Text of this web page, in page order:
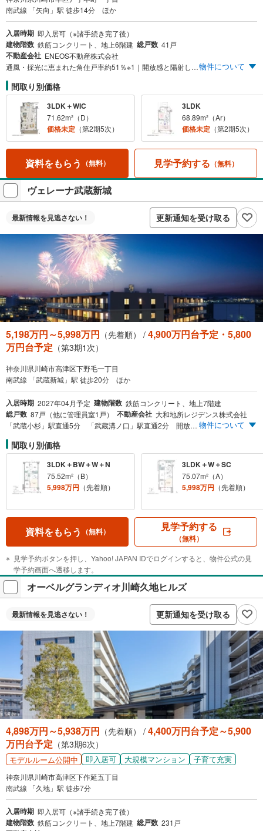
南武線 「矢向」駅 徒歩14分 ほか
入居時期 即入居可（※諸手続き完了後）
建物階数 鉄筋コンクリート、地上6階建 総戸数 41戸
不動産会社 ENEOS不動産株式会社
通風・採光に恵まれた角住戸率約51％※1｜開放感と陽射しを満喫できる南向き中心※2｜暮らし手本位の実用的な3LDK中心 1LDK・39m²台～3LDK・72m²台｜穏やかな暮らしに応える全41邸のプライベートレジデンス｜幸区役所隣接 落ち着いた住環境｜家計にやさしく、環境にもやさしい ZEH-M Oriented 取得 川崎駅を生活圏に、暮らしの豊かさを深める私邸「フェルモ川崎矢向」誕生。角住戸・63m²超・2LDK・5,898万円 南向き角住戸・71m²超・3LDK・専用駐車場付・6,398万円 ※1:41戸中21戸 ※2:41戸中29戸物件について
間取り別価格
3LDK＋WIC
71.62m²（D）
価格未定 （第2期5次）
3LDK
68.89m²（Ar）
価格未定 （第2期5次）
資料をもらう （無料） 見学予約する （無料）
ヴェレーナ武蔵新城
最新情報を見逃さない！ 更新通知を受け取る
5,198万円～5,998万円 （先着順） / 4,900万円台予定・5,800
万円台予定 （第3期1次）
神奈川県川崎市高津区下野毛一丁目
南武線 「武蔵新城」駅 徒歩20分 ほか
入居時期 2027年04月予定 建物階数 鉄筋コンクリート、地上7階建
総戸数 87戸（他に管理員室1戸） 不動産会社 大和地所レジデンス株式会社
「武蔵小杉」駅直通5分 「武蔵溝ノ口」駅直通2分 開放感溢れる「多摩川」まで徒歩4分（約280m） 3LDK・70m²中心のゆとりのプラン オープンエアデッキ＆オープンエアリビング ※掲載の所要時間は、通勤時のもので時間帯により異なります。また、乗換、待ち時間を含んでいます。 ※2024年6月現在のダイヤによるものです。出典:「駅すぱあと」調べ。 ※2.（仮称）等々力大橋（事業完了予定時期:2031年3月※事業完了時期は遅れる場合があります） 出典:川崎市 まちづくり委員会HP 物件について
間取り別価格
3LDK＋BW＋W＋N
75.52m²（B）
5,998万円 （先着順）
3LDK＋W＋SC
75.07m²（A）
5,998万円 （先着順）
資料をもらう （無料） 見学予約する
（無料）
見学予約ボタンを押し、Yahoo! JAPAN IDでログインすると、物件公式の見
学予約画面へ遷移します。
オーベルグランディオ川崎久地ヒルズ
最新情報を見逃さない！ 更新通知を受け取る
4,898万円～5,938万円 （先着順） / 4,400万円台予定～5,900
万円台予定 （第3期6次）
モデルルーム公開中 即入居可 大規模マンション 子育て充実
神奈川県川崎市高津区下作延五丁目
南武線 「久地」駅 徒歩7分
入居時期 即入居可（※諸手続き完了後）
建物階数 鉄筋コンクリート、地上7階建 総戸数 231戸